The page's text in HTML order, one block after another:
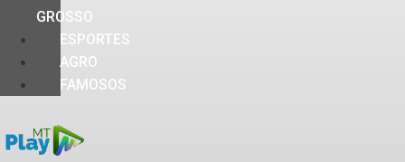
GROSSO
ESPORTES
AGRO
FAMOSOS